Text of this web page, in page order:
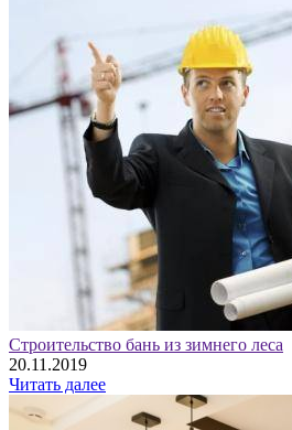
Строительство бань из зимнего леса
20.11.2019
Читать далее